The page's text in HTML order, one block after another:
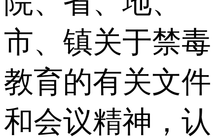
市、镇关于禁毒
教育的有关文件
和会议精神，认